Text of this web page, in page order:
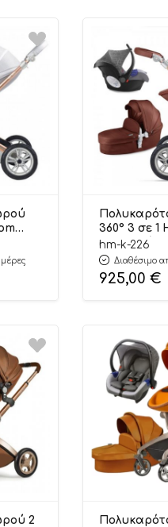
360° 3 σε 1
226 Καφέ (6
Δόσεις)
hm-k-226
Διαθέσιμο
925,00 €
2